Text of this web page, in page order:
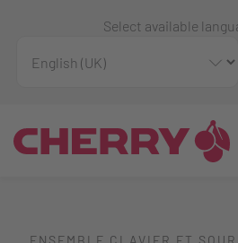
Select available
ENSEMBLE CLAVIER ET